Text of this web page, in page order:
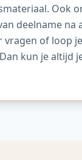
Ook
deelname na
vragen of loop
kun je altijd